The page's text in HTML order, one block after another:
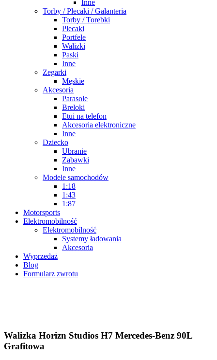
Inne
Torby / Plecaki / Galanteria
Torby / Torebki
Plecaki
Portfele
Walizki
Paski
Inne
Zegarki
Męskie
Akcesoria
Parasole
Breloki
Etui na telefon
Akcesoria elektroniczne
Inne
Dziecko
Ubranie
Zabawki
Inne
Modele samochodów
1:18
1:43
1:87
Motorsports
Elektromobilność
Elektromobilność
Systemy ładowania
Akcesoria
Wyprzedaż
Blog
Formularz zwrotu
Walizka Horizn Studios H7 Mercedes-Benz 90L
Grafitowa